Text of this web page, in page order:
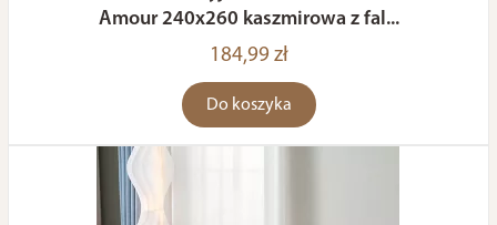
Amour 240x260 kaszmirowa z fal...
184,99 zł
Do koszyka